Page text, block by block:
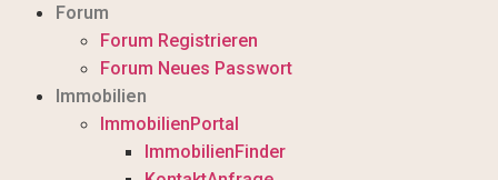
Forum
Forum Registrieren
Forum Neues Passwort
Immobilien
ImmobilienPortal
ImmobilienFinder